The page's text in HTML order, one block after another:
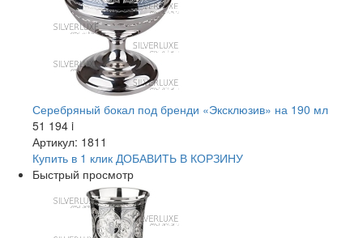
Серебряный бокал под бренди «Эксклюзив» на 190 мл
51 194 i
Артикул: 1811
Купить в 1 клик ДОБАВИТЬ В КОРЗИНУ
Быстрый просмотр